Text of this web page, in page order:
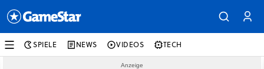
SPIELE NEWS VIDEOS TECH